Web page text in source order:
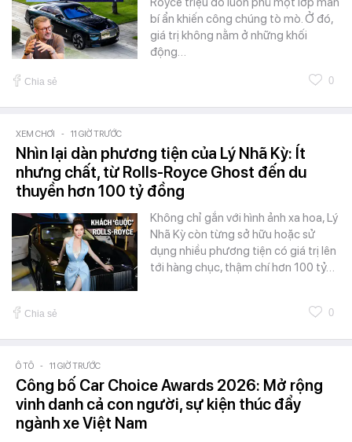
bí ẩn khiến công chúng tò mò. Ở đó,
giá trị không nằm ở những khối
động…
Chia sẻ 0
XEM CHƠI - 11 GIỜ TRƯỚC
Nhìn lại dàn phương tiện của Lý Nhã Kỳ: Ít
nhưng chất, từ Rolls-Royce Ghost đến du
thuyền hơn 100 tỷ đồng
Không chỉ gắn với hình ảnh xa hoa, Lý
Nhã Kỳ còn từng sở hữu hoặc sử
dụng nhiều phương tiện có giá trị lên
tới hàng chục, thậm chí hơn 100 tỷ…
Chia sẻ 0
Ô TÔ - 11 GIỜ TRƯỚC
Công bố Car Choice Awards 2026: Mở rộng
vinh danh cả con người, sự kiện thúc đẩy
ngành xe Việt Nam